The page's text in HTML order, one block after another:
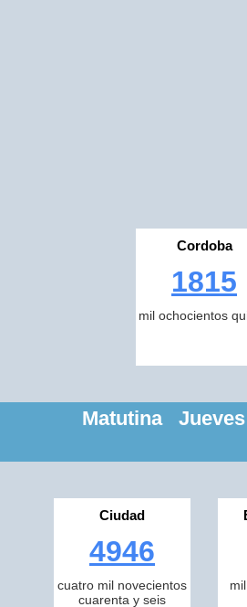
Cordoba
1815
mil ochocientos
Matutina Jueves
Ciudad
4946
cuatro mil novecientos
cuarenta y seis